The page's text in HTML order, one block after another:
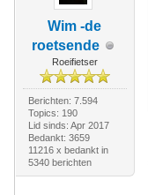
Wim -de
roetsende
Roeifietser
Berichten: 7.594
Topics: 190
Lid sinds: Apr 2017
Bedankt: 3659
11216 x bedankt in
5340 berichten